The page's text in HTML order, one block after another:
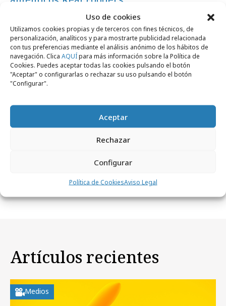
Uso de cookies
Utilizamos cookies propias y de terceros con fines técnicos, de
personalización, analíticos y para mostrarte publicidad relacionada
con tus preferencias mediante el análisis anónimo de los hábitos de
navegación. Clica AQUÍpara más información sobre la Política de
Cookies. Puedes aceptar todas las cookies pulsando el botón
"Aceptar" o configurarlas o rechazar su uso pulsando el botón
"Configurar".
Aceptar
Rechazar
Configurar
Política de CookiesAviso Legal
Campañas
Artículos recientes
Medios